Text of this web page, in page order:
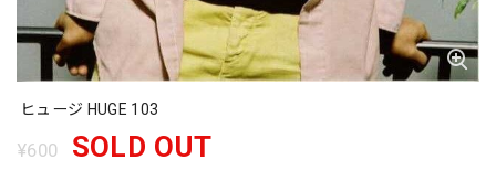
ヒュージ HUGE 103
¥600 SOLD OUT